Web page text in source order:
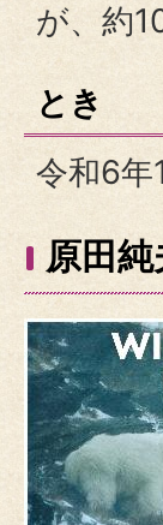
が、約
とき
令和6年
原田